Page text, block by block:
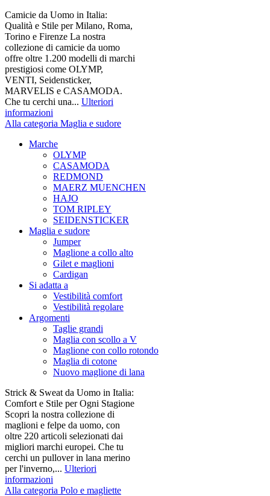
Camicie da Uomo in Italia:
Qualità e Stile per Milano, Roma,
Torino e Firenze La nostra
collezione di camicie da uomo
offre oltre 1.200 modelli di marchi
prestigiosi come OLYMP,
VENTI, Seidensticker,
MARVELIS e CASAMODA.
Che tu cerchi una... Ulteriori
informazioni
Alla categoria Maglia e sudore
Marche
OLYMP
CASAMODA
REDMOND
MAERZ MUENCHEN
HAJO
TOM RIPLEY
SEIDENSTICKER
Maglia e sudore
Jumper
Maglione a collo alto
Gilet e maglioni
Cardigan
Si adatta a
Vestibilità comfort
Vestibilità regolare
Argomenti
Taglie grandi
Maglia con scollo a V
Maglione con collo rotondo
Maglia di cotone
Nuovo maglione di lana
Strick & Sweat da Uomo in Italia:
Comfort e Stile per Ogni Stagione
Scopri la nostra collezione di
maglioni e felpe da uomo, con
oltre 220 articoli selezionati dai
migliori marchi europei. Che tu
cerchi un pullover in lana merino
per l'inverno,... Ulteriori
informazioni
Alla categoria Polo e magliette